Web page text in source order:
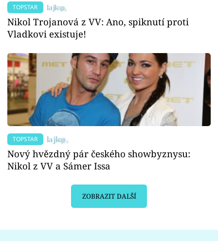
TOPSTAR
Nikol Trojanová z VV: Ano, spiknutí proti
Vladkovi existuje!
TOPSTAR
Nový hvězdný pár českého showbyznysu:
Nikol z VV a Sámer Issa
ZOBRAZIT DALŠÍ